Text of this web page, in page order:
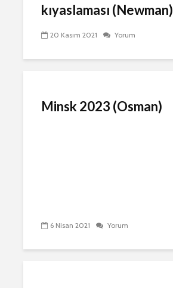
kıyaslaması (Newman)
20 Kasım 2021 Yorum
Minsk 2023 (Osman)
6 Nisan 2021 Yorum